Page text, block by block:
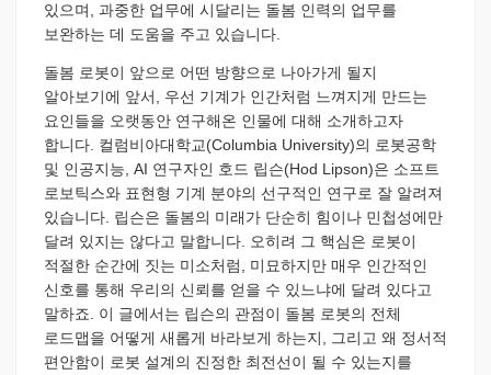
있으며, 과중한 업무에 시달리는 돌봄 인력의 업무를
보완하는 데 도움을 주고 있습니다.
돌봄 로봇이 앞으로 어떤 방향으로 나아가게 될지
알아보기에 앞서, 우선 기계가 인간처럼 느껴지게 만드는
요인들을 오랫동안 연구해온 인물에 대해 소개하고자
합니다. 컬럼비아대학교(Columbia University)의 로봇공학
및 인공지능, AI 연구자인 호드 립슨(Hod Lipson)은 소프트
로보틱스와 표현형 기계 분야의 선구적인 연구로 잘 알려져
있습니다. 립슨은 돌봄의 미래가 단순히 힘이나 민첩성에만
달려 있지는 않다고 말합니다. 오히려 그 핵심은 로봇이
적절한 순간에 짓는 미소처럼, 미묘하지만 매우 인간적인
신호를 통해 우리의 신뢰를 얻을 수 있느냐에 달려 있다고
말하죠. 이 글에서는 립슨의 관점이 돌봄 로봇의 전체
로드맵을 어떻게 새롭게 바라보게 하는지, 그리고 왜 정서적
편안함이 로봇 설계의 진정한 최전선이 될 수 있는지를